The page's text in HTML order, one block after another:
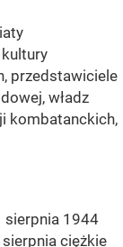
przedstawiciele
władz
kombatanckich,
sierpnia 1944
ciężkie